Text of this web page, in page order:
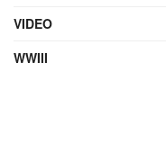
VIDEO
WWIII